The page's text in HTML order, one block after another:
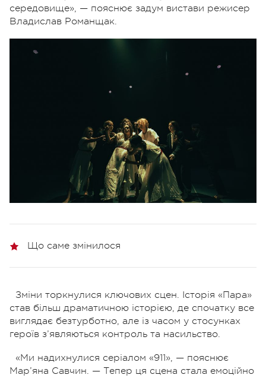
середовище», — пояснює задум вистави режисер
Владислав Романщак.
Що саме змінилося
Зміни торкнулися ключових сцен. Історія «Пара»
став більш драматичною історією, де спочатку все
виглядає безтурботно, але із часом у стосунках
героїв з’являються контроль та насильство.
«Ми надихнулися серіалом «911», — пояснює
Мар’яна Савчин. — Тепер ця сцена стала емоційно